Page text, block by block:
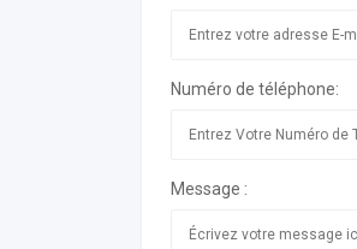
Numéro de téléphone:
Message :